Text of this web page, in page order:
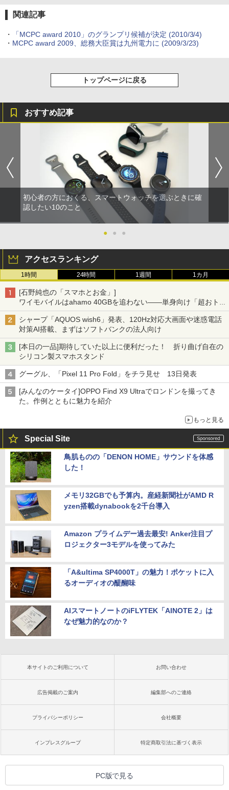
関連記事
・ 「MCPC award 2010」のグランプリ候補が決定 (2010/3/4)
・ MCPC award 2009、総務大臣賞は九州電力に (2009/3/23)
トップページに戻る
おすすめ記事
初心者の方におくる、スマートウォッチを選ぶときに確
認したい10のこと
● ● ●
アクセスランキング
1時間 24時間 1週間 1カ月
[石野純也の「スマホとお金」]
ワイモバイルはahamo 40GBを追わない――単身向け「超おトク
割」の安さと1年限定の注意点
シャープ「AQUOS wish6」発表、120Hz対応大画面や迷惑電話
対策AI搭載、まずはソフトバンクの法人向け
[本日の一品]期待していた以上に便利だった！ 折り曲げ自在の
シリコン製スマホスタンド
グーグル、「Pixel 11 Pro Fold」をチラ見せ 13日発表
[みんなのケータイ]OPPO Find X9 Ultraでロンドンを撮ってき
た。作例とともに魅力を紹介
もっと見る
Special Site
鳥肌ものの「DENON HOME」サウンドを体感
した！
メモリ32GBでも予算内。産経新聞社がAMD R
yzen搭載dynabookを2千台導入
Amazon プライムデー過去最安! Anker注目プ
ロジェクター3モデルを使ってみた
「A&ultima SP4000T」の魅力！ポケットに入
るオーディオの醍醐味
AIスマートノートのiFLYTEK「AINOTE 2」は
なぜ魅力的なのか？
本サイトのご利用について お問い合わせ
広告掲載のご案内 編集部へのご連絡
プライバシーポリシー 会社概要
インプレスグループ 特定商取引法に基づく表示
PC版で見る